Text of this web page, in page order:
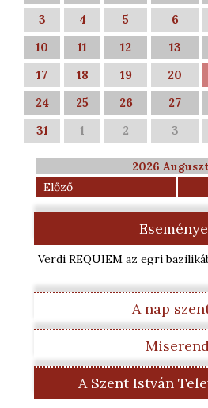
3
4 5 6
10
11 12 13
17
18 19 20
24
25 26 27
31
1 2 3
2026
Előző
Verdi REQUIEM az egri
A nap
A Szent István